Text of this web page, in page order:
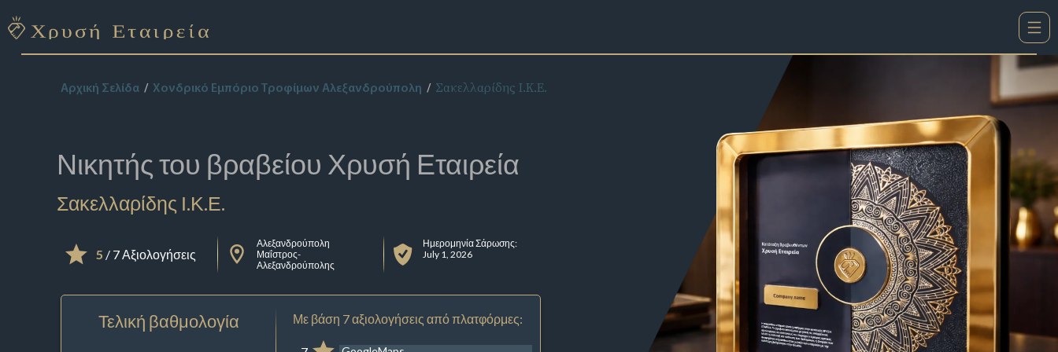
Αρχική Σελίδα Χονδρικό Εμπόριο Τροφίμων Αλεξανδρούπολη Σακελλαρίδης Ι.Κ.Ε.
Νικητής του βραβείου Χρυσή Εταιρεία
Σακελλαρίδης Ι.Κ.Ε.
5 / 7 Αξιολογήσεις
Αλεξανδρούπολη
Μαΐστρος-
Αλεξανδρούπολης
Ημερομηνία Σάρωσης:
July 1, 2026
Τελική βαθμολογία Με βάση 7 αξιολογήσεις από πλατφόρμες: